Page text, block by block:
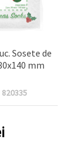
Sosete de
mm
820335